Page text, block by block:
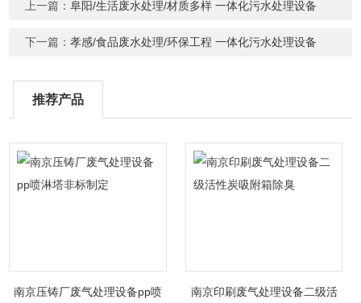
上一篇：阜阳/生活废水处理/材质多样 一体化污水处理设备
下一篇：孝感/食品废水处理/环保工程 一体化污水处理设备
推荐产品
南京压铸厂废气处理设备pp喷 南京印刷废气处理设备二级活